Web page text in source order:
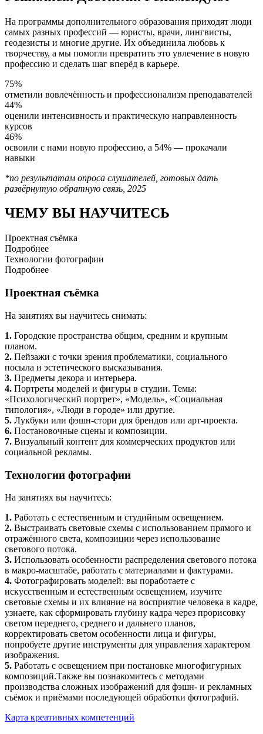
На программы дополнительного образования приходят люди
самых разных профессий — юристы, врачи, лингвисты,
геодезисты и многие другие. Их объединила любовь к
творчеству, а мы помогли превратить это увлечение в новую
профессию и сделать шаг вперёд в карьере.
75%
отметили вовлечённость и профессионализм преподавателей
44%
оценили интенсивность и практическую направленность
курсов
46%
освоили с нами новую профессию, а 54% — прокачали
навыки
*по результатам опроса слушателей, готовых дать
развёрнутую обратную связь, 2025
ЧЕМУ ВЫ НАУЧИТЕСЬ
Проектная съёмка
Подробнее
Технологии фотографии
Подробнее
Проектная съёмка
На занятиях вы научитесь снимать:
1. Городские пространства общим, средним и крупным
планом.
2. Пейзажи с точки зрения проблематики, социального
посыла и эстетического высказывания.
3. Предметы декора и интерьера.
4. Портреты моделей и фигуры в студии. Темы:
«Психологический портрет», «Модель», «Социальная
типология», «Люди в городе» или другие.
5. Лукбуки или фэшн-стори для брендов или арт-проекта.
6. Постановочные сцены и композиции.
7. Визуальный контент для коммерческих продуктов или
социальной рекламы.
Технологии фотографии
На занятиях вы научитесь:
1. Работать с естественным и студийным освещением.
2. Выстраивать световые схемы с использованием прямого и
отражённого света, композиции через использование
светового потока.
3. Использовать особенности распределения светового потока
в макро-масштабе, работать с материалами и фактурами.
4. Фотографировать моделей: вы поработаете с
искусственным и естественным освещением, изучите
световые схемы и их влияние на восприятие человека в кадре,
узнаете, как сформировать глубину кадра через прорисовку
светом переднего, среднего и дальнего планов,
корректировать светом особенности лица и фигуры,
попробуете другие инструменты для управления характером
изображения.
5. Работать с освещением при постановке многофигурных
композиций.Также вы познакомитесь с методами
производства сложных изображений для фэшн- и рекламных
съёмок и приёмами последующей обработки фотографий.
Карта креативных компетенций